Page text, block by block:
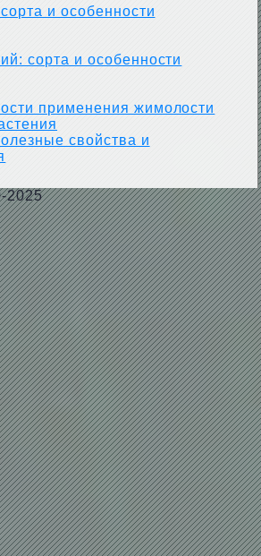
и особенности
сорта и особенности
применения жимолости
свойства и
2025